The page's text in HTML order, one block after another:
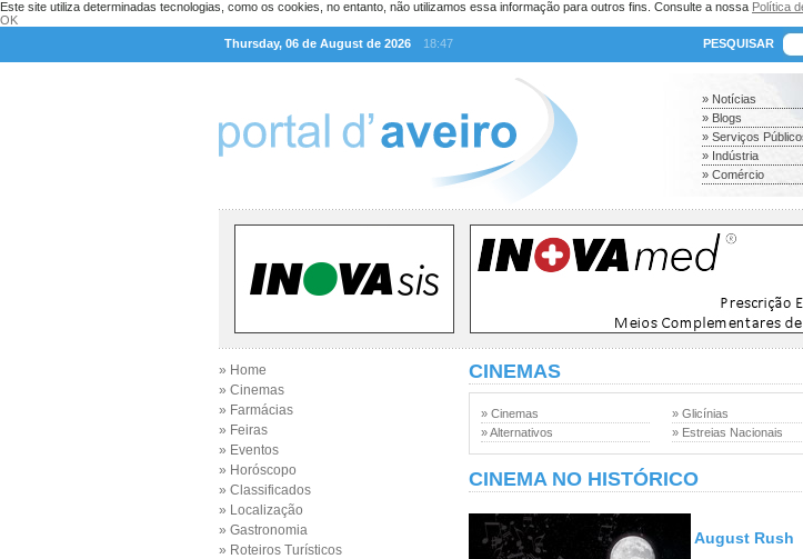
Este site utiliza determinadas tecnologias, como os cookies, no entanto, não utilizamos essa informação para outros fins. Consulte a nossa Política
OK
Thursday, 06 de August de 2026
18:47 PESQUISAR
» Notícias
» Blogs
» Serviços
» Indústria
» Comércio
» Home
» Cinemas
» Farmácias
» Feiras
» Eventos
» Horóscopo
» Classificados
» Localização
» Gastronomia
» Roteiros Turísticos
CINEMAS
» Cinemas
» Alternativos
» Glicínias
» Estreias Nacionais
CINEMA NO HISTÓRICO
August Rush